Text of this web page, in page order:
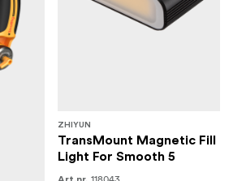
ZHIYUN
TransMount Magnetic Fill
Light For Smooth 5